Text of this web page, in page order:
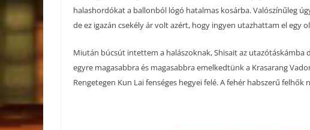
halashordókat a ballonból lógó hatalmas kosárba. Valószínűleg
de ez igazán csekély ár volt azért, hogy ingyen utazhattam el egy
Miután búcsút intettem a halászoknak, Shisait az utazótáskámba
egyre magasabbra és magasabbra emelkedtünk a Krasarang
Rengetegen Kun Lai fenséges hegyei felé. A fehér habszerű